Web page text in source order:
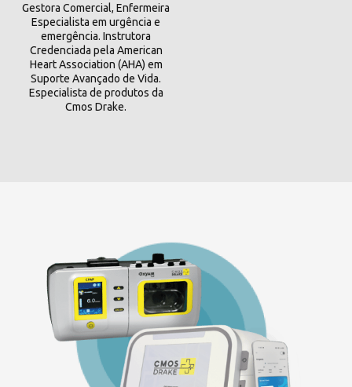
Gestora Comercial, Enfermeira
Especialista em urgência e
emergência. Instrutora
Credenciada pela American
Heart Association (AHA) em
Suporte Avançado de Vida.
Especialista de produtos da
Cmos Drake.